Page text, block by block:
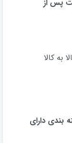
باشد مشتری باید حداکثر ظرف مدت 24 ساعت پس از
به کالا
بندی دارای